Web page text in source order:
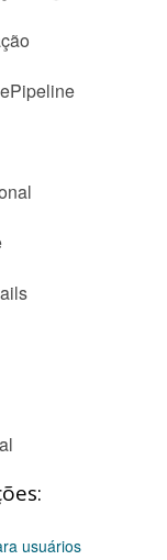
usuários